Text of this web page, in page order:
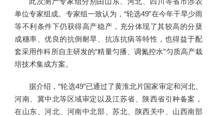
单位专家组成。专家组一致认为，“轮选49”在今年干旱少雨
等不利条件下仍获得高产稳产，充分体现了其较高的分蘖
成穗率、优良的抗倒耐旱、抗冻抗病等特性，也得益于配
套采用作科所自主研发的“精量匀播、调氮控水”匀质高产栽
培技术集成方案。
据介绍，“轮选49”已通过了黄淮北片国家审定和河北、
河南、冀中北等区域审定以及江苏省、陕西省引种备案，
在山东、河北、河南中北部、苏北、陕西关中、山西南部